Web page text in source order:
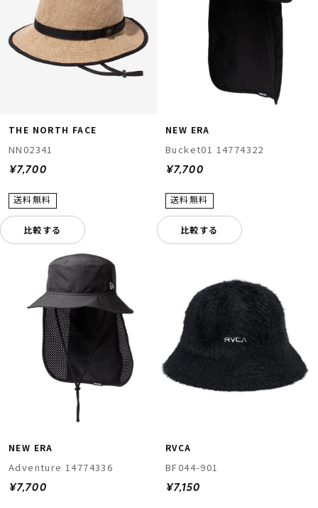
THE NORTH FACE
NN02341
¥7,700
比較する
NEW ERA
Bucket01 14774322
¥7,700
比較する
NEW ERA
Adventure 14774336
¥7,700
RVCA
BF044-901
¥7,150